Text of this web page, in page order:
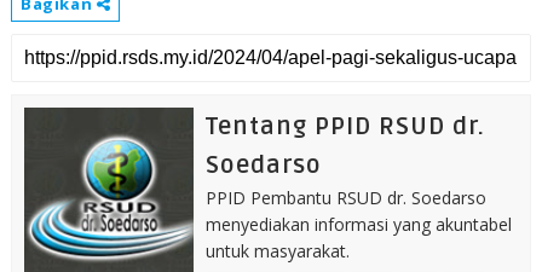
Tentang PPID RSUD dr.
Soedarso
PPID Pembantu RSUD dr. Soedarso
menyediakan informasi yang akuntabel
untuk masyarakat.